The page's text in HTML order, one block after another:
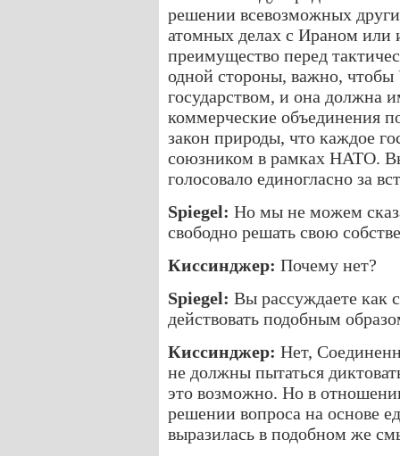
решении всевозможных
атомных делах с Ираном или
преимущество перед
одной стороны, важно, чтобы
государством, и она должна
коммерческие объединения
закон природы, что каждое
союзником в рамках НАТО.
голосовало единогласно за
Spiegel: Но мы не можем
свободно решать свою
Киссинджер: Почему нет?
Spiegel: Вы рассуждаете как
действовать подобным
Киссинджер: Нет,
не должны пытаться
это возможно. Но в
решении вопроса на основе
выразилась в подобном же